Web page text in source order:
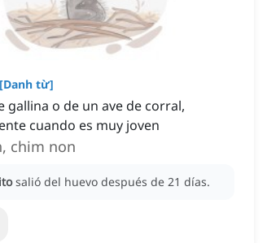
[Danh từ]
gallina o de un ave de corral,
cuando es muy joven
chim non
salió del huevo después de 21 días.